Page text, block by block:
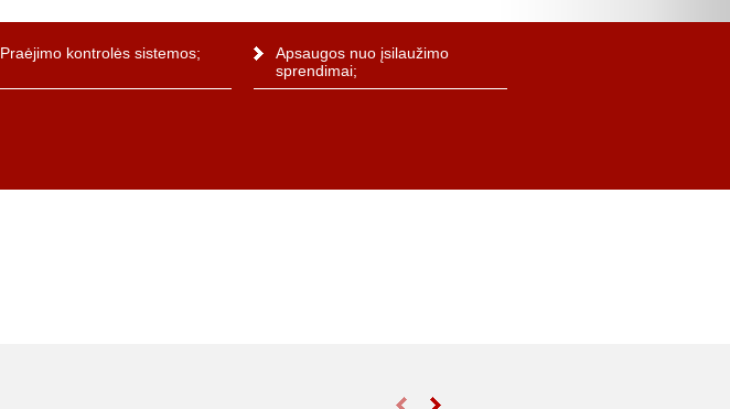
Praėjimo kontrolės sistemos;
Apsaugos nuo įsilaužimo
sprendimai;